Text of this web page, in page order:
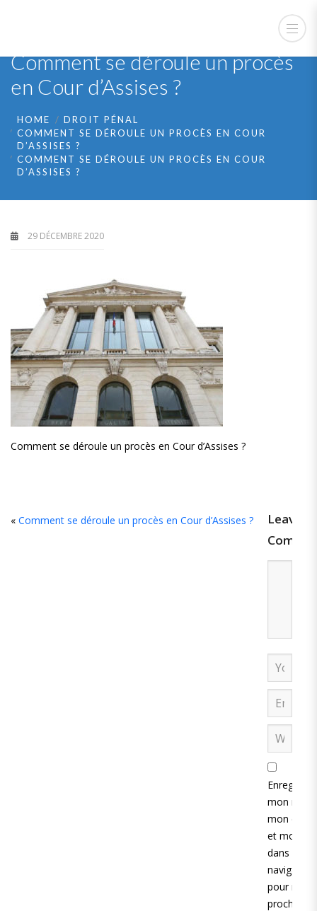
Comment se déroule un procès
en Cour d’Assises ?
HOME
DROIT PÉNAL
COMMENT SE DÉROULE UN PROCÈS EN COUR
D’ASSISES ?
COMMENT SE DÉROULE UN PROCÈS EN COUR
D’ASSISES ?
29 DÉCEMBRE 2020
Comment se déroule un procès en Cour d’Assises ?
« Comment se déroule un procès en Cour d’Assises ?
Leave
Enregistrer
mon nom,
mon e-
et mon
dans le
navigateur
pour mon
prochain